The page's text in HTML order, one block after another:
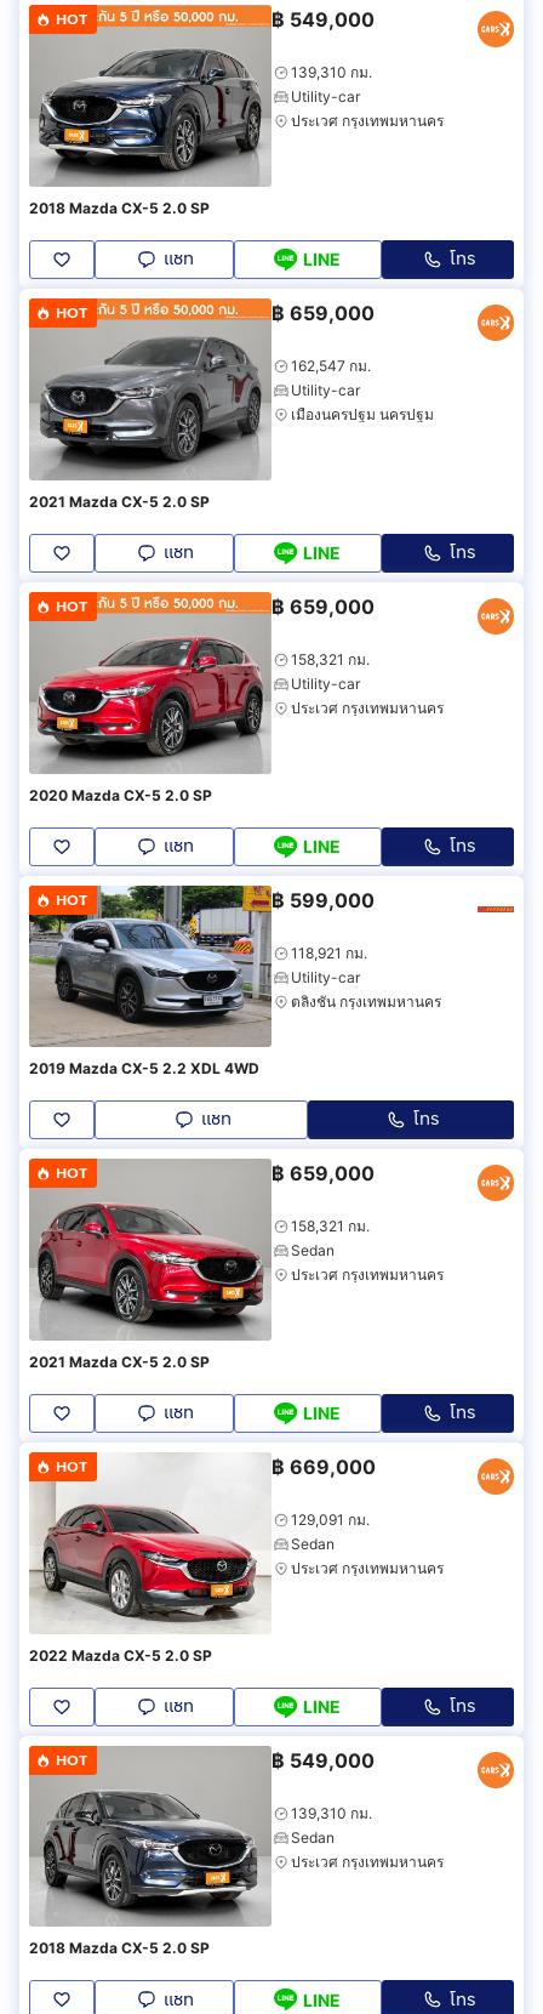
HOT ฿ 549,000
139,310 กม.
Utility-car
ประเวศ กรุงเทพมหานคร
2018 Mazda CX-5 2.0 SP
แชท LINE โทร
HOT ฿ 659,000
162,547 กม.
Utility-car
เมืองนครปฐม นครปฐม
2021 Mazda CX-5 2.0 SP
แชท LINE โทร
HOT ฿ 659,000
158,321 กม.
Utility-car
ประเวศ กรุงเทพมหานคร
2020 Mazda CX-5 2.0 SP
แชท LINE โทร
HOT ฿ 599,000
118,921 กม.
Utility-car
ตลิ่งชัน กรุงเทพมหานคร
2019 Mazda CX-5 2.2 XDL 4WD
แชท โทร
HOT ฿ 659,000
158,321 กม.
Sedan
ประเวศ กรุงเทพมหานคร
2021 Mazda CX-5 2.0 SP
แชท LINE โทร
HOT ฿ 669,000
129,091 กม.
Sedan
ประเวศ กรุงเทพมหานคร
2022 Mazda CX-5 2.0 SP
แชท LINE โทร
HOT ฿ 549,000
139,310 กม.
Sedan
ประเวศ กรุงเทพมหานคร
2018 Mazda CX-5 2.0 SP
แชท LINE โทร